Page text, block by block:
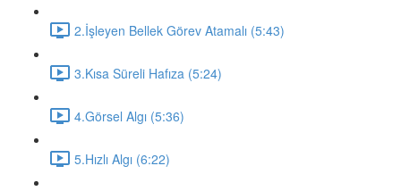
2.İşleyen Bellek Görev Atamalı (5:43)
3.Kısa Süreli Hafıza (5:24)
4.Görsel Algı (5:36)
5.Hızlı Algı (6:22)